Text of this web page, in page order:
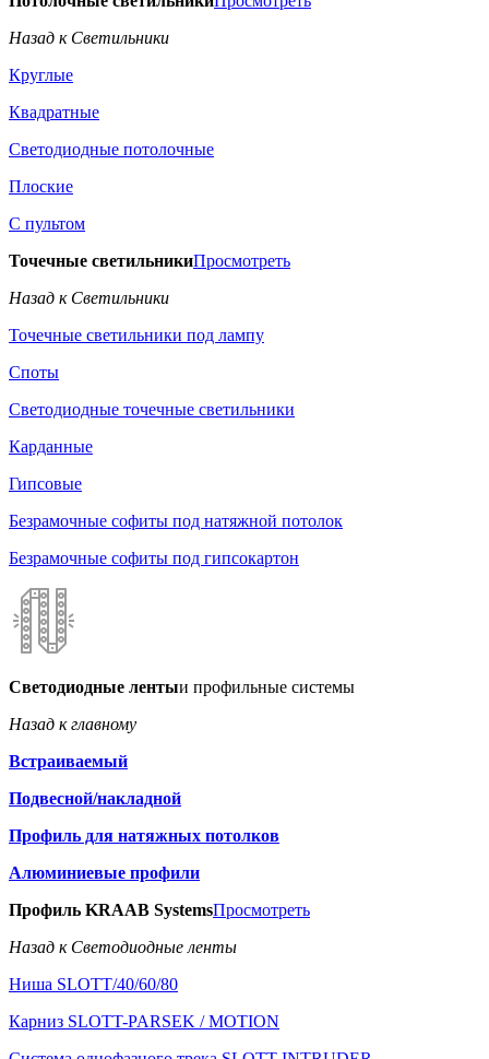
Назад к Светильники
Круглые
Квадратные
Светодиодные потолочные
Плоские
С пультом
Точечные светильникиПросмотреть
Назад к Светильники
Точечные светильники под лампу
Споты
Светодиодные точечные светильники
Карданные
Гипсовые
Безрамочные софиты под натяжной потолок
Безрамочные софиты под гипсокартон
Светодиодные лентыи профильные системы
Назад к главному
Встраиваемый
Подвесной/накладной
Профиль для натяжных потолков
Алюминиевые профили
Профиль KRAAB SystemsПросмотреть
Назад к Светодиодные ленты
Ниша SLOTT/40/60/80
Карниз SLOTT-PARSEK / MOTION